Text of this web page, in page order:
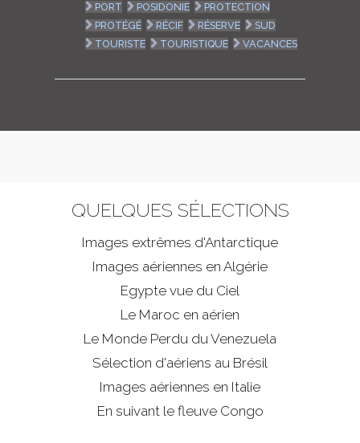
PORT
POSIDONIE
PROTECTION
PROTÉGÉ
RÉCIF RÉSERVE
SUD
TOURISTE
TOURISTIQUE VACANCES
QUELQUES SÉLECTIONS
Images extrêmes d'Antarctique
Images aériennes en Algérie
Egypte vue du Ciel
Le Maroc en aérien
Le Monde Perdu du Venezuela
Sélection d'aériens au Brésil
Images aériennes en Italie
En suivant le fleuve Congo